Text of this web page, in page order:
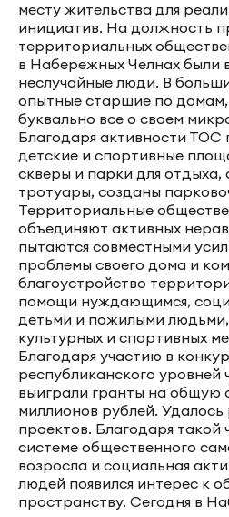
месту жительства для
инициатив. На должность
территориальных
в Набережных Челнах были
неслучайные люди. В
опытные старшие по
буквально все о своем
Благодаря активности ТОС
детские и спортивные
скверы и парки для
тротуары, созданы
Территориальные
объединяют активных
пытаются совместными
проблемы своего дома и
благоустройство
помощи нуждающимся,
детьми и пожилыми
культурных и спортивных
Благодаря участию в
республиканского уровней
выиграли гранты на общую
миллионов рублей. Удалось
проектов. Благодаря такой
системе общественного
возросла и социальная
людей появился интерес к
пространству. Сегодня в